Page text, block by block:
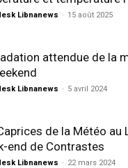
Libnanews - 15 août 2025
attendue de la
Libnanews - 5 avril 2024
de la Météo au
end de Contrastes
Libnanews - 22 mars 2024